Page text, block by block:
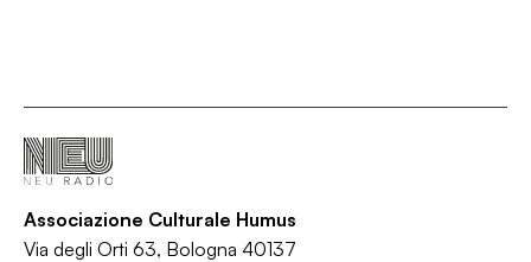
Associazione Culturale Humus
Via degli Orti 63, Bologna 40137